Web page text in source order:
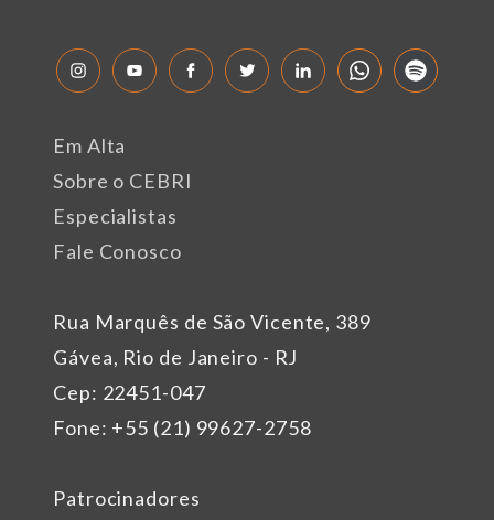
Rua Marquês de São Vicente, 389
Gávea, Rio de Janeiro - RJ
Cep: 22451-047
Fone: +55 (21) 99627-2758
Em Alta
Sobre o CEBRI
Especialistas
Fale Conosco
Patrocinadores